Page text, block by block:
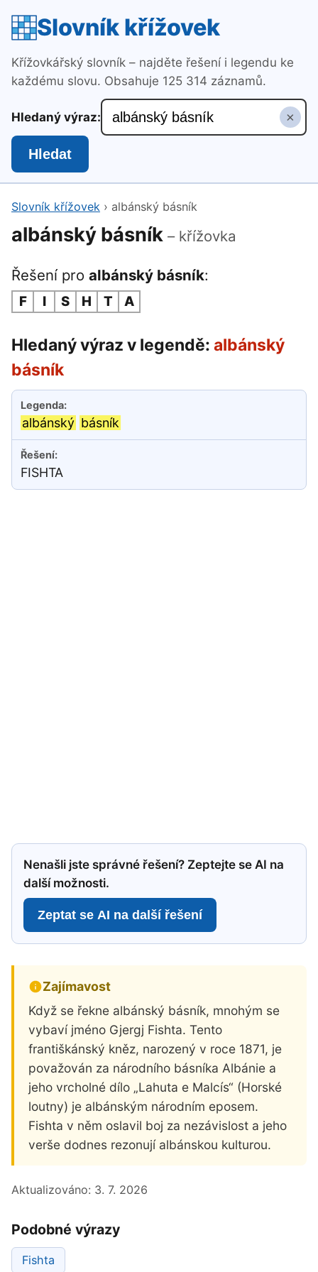
Slovník křížovek
Křížovkářský slovník – najděte řešení i legendu ke
každému slovu. Obsahuje 125 314 záznamů.
Hledaný výraz: ×
Hledat
Slovník křížovek › albánský básník
albánský básník – křížovka
Řešení pro albánský básník:
F I S H T A
Hledaný výraz v legendě: albánský
básník
albánský básník
FISHTA
Nenašli jste správné řešení? Zeptejte se AI na
další možnosti.
Zeptat se AI na další řešení
Zajímavost
Když se řekne albánský básník, mnohým se
vybaví jméno Gjergj Fishta. Tento
františkánský kněz, narozený v roce 1871, je
považován za národního básníka Albánie a
jeho vrcholné dílo „Lahuta e Malcís“ (Horské
loutny) je albánským národním eposem.
Fishta v něm oslavil boj za nezávislost a jeho
verše dodnes rezonují albánskou kulturou.
Aktualizováno: 3. 7. 2026
Podobné výrazy
Fishta